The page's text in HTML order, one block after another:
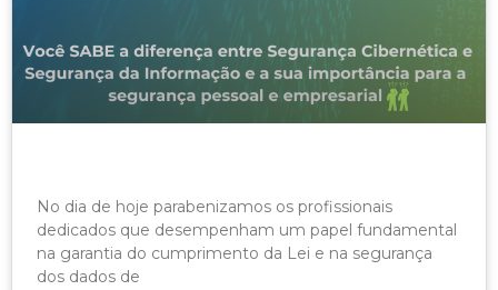
No dia de hoje parabenizamos os profissionais
dedicados que desempenham um papel fundamental
na garantia do cumprimento da Lei e na segurança
dos dados de